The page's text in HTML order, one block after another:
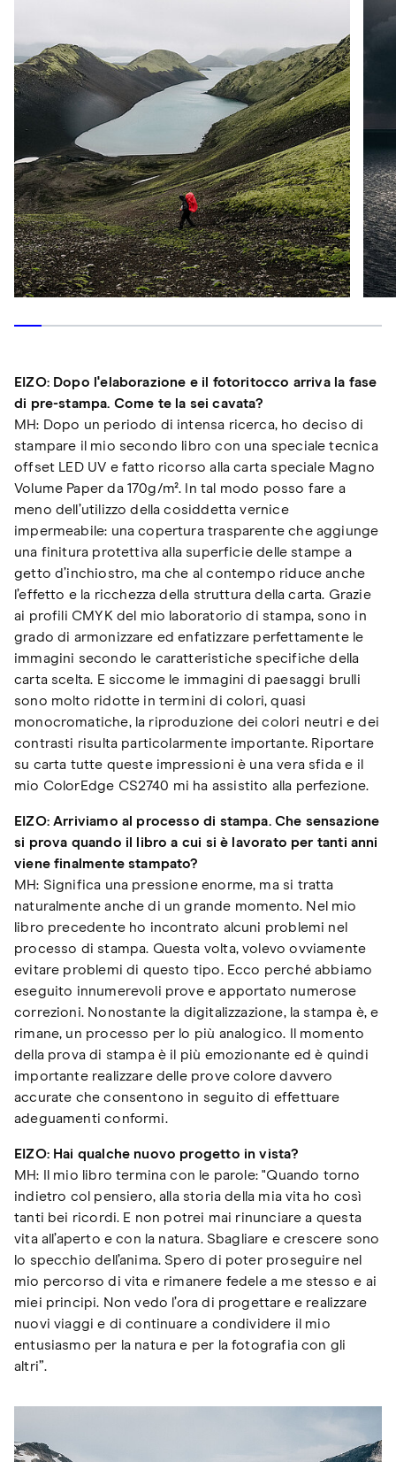
EIZO: Dopo l'elaborazione e il fotoritocco arriva la fase
di pre-stampa. Come te la sei cavata?
MH: Dopo un periodo di intensa ricerca, ho deciso di
stampare il mio secondo libro con una speciale tecnica
offset LED UV e fatto ricorso alla carta speciale Magno
Volume Paper da 170g/m². In tal modo posso fare a
meno dell’utilizzo della cosiddetta vernice
impermeabile: una copertura trasparente che aggiunge
una finitura protettiva alla superficie delle stampe a
getto d’inchiostro, ma che al contempo riduce anche
l’effetto e la ricchezza della struttura della carta. Grazie
ai profili CMYK del mio laboratorio di stampa, sono in
grado di armonizzare ed enfatizzare perfettamente le
immagini secondo le caratteristiche specifiche della
carta scelta. E siccome le immagini di paesaggi brulli
sono molto ridotte in termini di colori, quasi
monocromatiche, la riproduzione dei colori neutri e dei
contrasti risulta particolarmente importante. Riportare
su carta tutte queste impressioni è una vera sfida e il
mio ColorEdge CS2740 mi ha assistito alla perfezione.
EIZO: Arriviamo al processo di stampa. Che sensazione
si prova quando il libro a cui si è lavorato per tanti anni
viene finalmente stampato?
MH: Significa una pressione enorme, ma si tratta
naturalmente anche di un grande momento. Nel mio
libro precedente ho incontrato alcuni problemi nel
processo di stampa. Questa volta, volevo ovviamente
evitare problemi di questo tipo. Ecco perché abbiamo
eseguito innumerevoli prove e apportato numerose
correzioni. Nonostante la digitalizzazione, la stampa è, e
rimane, un processo per lo più analogico. Il momento
della prova di stampa è il più emozionante ed è quindi
importante realizzare delle prove colore davvero
accurate che consentono in seguito di effettuare
adeguamenti conformi.
EIZO: Hai qualche nuovo progetto in vista?
MH: Il mio libro termina con le parole: "Quando torno
indietro col pensiero, alla storia della mia vita ho così
tanti bei ricordi. E non potrei mai rinunciare a questa
vita all’aperto e con la natura. Sbagliare e crescere sono
lo specchio dell’anima. Spero di poter proseguire nel
mio percorso di vita e rimanere fedele a me stesso e ai
miei principi. Non vedo l’ora di progettare e realizzare
nuovi viaggi e di continuare a condividere il mio
entusiasmo per la natura e per la fotografia con gli
altri”.